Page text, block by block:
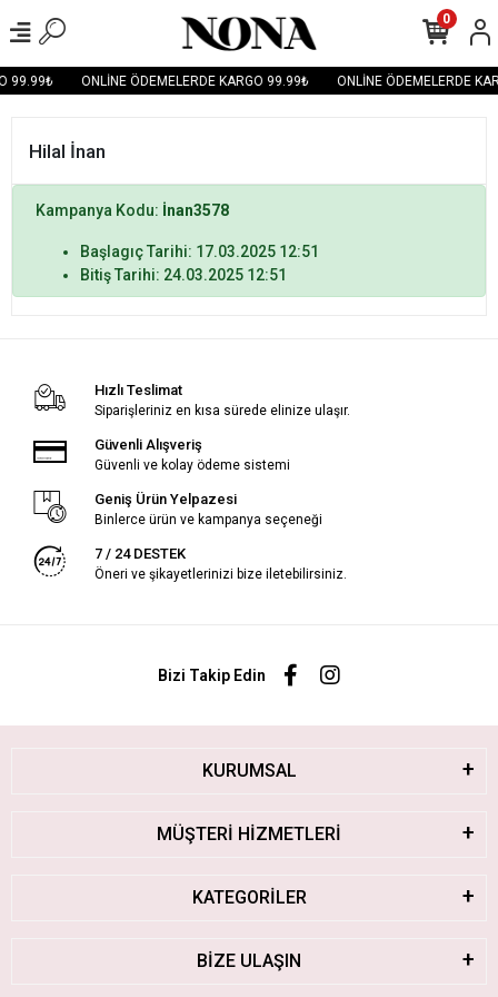
99.99₺ ONLİNE ÖDEMELERDE KARGO 99.99₺ ONLİNE ÖDEMELERDE
0
Hilal İnan
Kampanya Kodu: İnan3578
Başlagıç Tarihi: 17.03.2025 12:51
Bitiş Tarihi: 24.03.2025 12:51
Hızlı Teslimat
Siparişleriniz en kısa sürede elinize ulaşır.
Güvenli Alışveriş
Güvenli ve kolay ödeme sistemi
Geniş Ürün Yelpazesi
Binlerce ürün ve kampanya seçeneği
7 / 24 DESTEK
Öneri ve şikayetlerinizi bize iletebilirsiniz.
Bizi Takip Edin
KURUMSAL
MÜŞTERİ HİZMETLERİ
KATEGORİLER
BİZE ULAŞIN